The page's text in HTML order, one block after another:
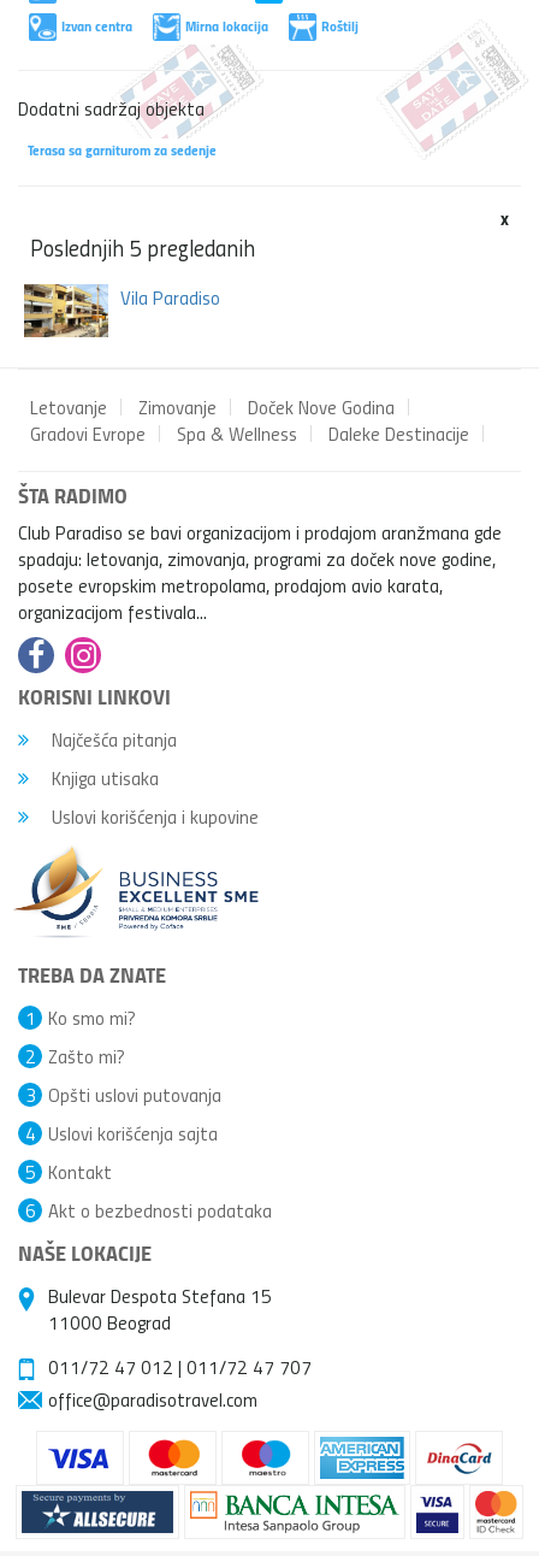
Izvan centra
Mirna lokacija Roštilj
Dodatni sadržaj objekta
Terasa sa garniturom za sedenje
x
Poslednjih 5 pregledanih
Vila Paradiso
Letovanje Zimovanje
Doček Nove Godina
Gradovi Evrope
Spa & Wellness Daleke Destinacije
ŠTA RADIMO
Club Paradiso se bavi organizacijom i prodajom aranžmana gde
spadaju: letovanja, zimovanja, programi za doček nove godine,
posete evropskim metropolama, prodajom avio karata,
organizacijom festivala...
KORISNI LINKOVI
Najčešća pitanja
Knjiga utisaka
Uslovi korišćenja i kupovine
TREBA DA ZNATE
Ko smo mi?
1
Zašto mi?
2
Opšti uslovi putovanja
3
Uslovi korišćenja sajta
4
Kontakt
5
Akt o bezbednosti podataka
6
NAŠE LOKACIJE
Bulevar Despota Stefana 15
11000 Beograd
011/72 47 012 | 011/72 47 707
office@paradisotravel.com